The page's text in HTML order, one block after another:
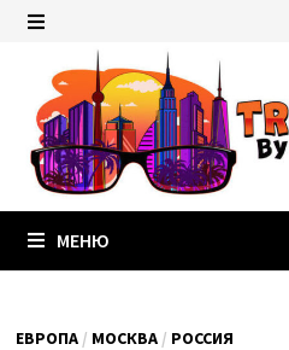
Перейти
содержимому
МЕНЮ
ЕВРОПА / МОСКВА / РОССИЯ